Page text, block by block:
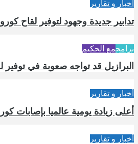
أخبار و تقارير
تدابير جديدة وجهود لتوفير لقاح
برامجمع الحكيم
البرازيل قد تواجه صعوبة في توفير
أخبار و تقارير
أعلى زيادة يومية عالميا بإصابات
أخبار و تقارير